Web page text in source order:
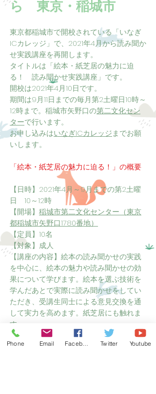
ら 東京・稲城市
東京都稲城市で開校されている「いなぎ
ICカレッジ」で、2021年4月から読み聞か
せ実践講座を再開します。
タイトルは「絵本・紙芝居の魅力に迫
る！ 読み聞かせ実践講座」です。
開校は2021年4月10日です。
期間は9月11日までの毎月第2土曜日10時～
12時まで。稲城市矢野口の第二文化セン
ターで行います。
​お申し込みはいなぎICカレッジまでお願
いします。
「絵本・紙芝居の魅力に迫る！」の概要
【日時】2021年4月～9月までの第2土曜
日 10～12時
【開場】 稲城市第二文化センター（東京
都稲城市矢野口1780番地）
【定員】10名
【対象】成人
【講座の内容】絵本の読み聞かせの実践
を中心に、絵本の魅力や読み聞かせの効
果について学びます。絵本を選ぶ技術を
学んだあとで実際に読み聞かせをしてい
ただき、受講生同士による意見交換を通
して実力を高めます。紙芝居にも触れま
す。
【対象者】
•すでに読み聞かせを児童施設などで実
Phone Email Twitter Youtube